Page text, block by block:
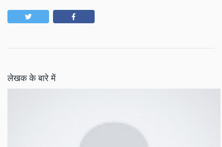
लेखक के बारे में